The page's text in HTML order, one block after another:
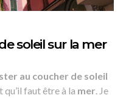
soleil sur la mer
au coucher de soleil
qu’il faut être à la mer. Je